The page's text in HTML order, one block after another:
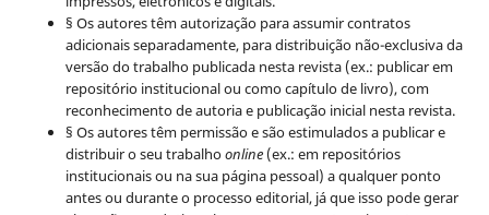
§ Os autores têm autorização para assumir contratos
adicionais separadamente, para distribuição não-exclusiva da
versão do trabalho publicada nesta revista (ex.: publicar em
repositório institucional ou como capítulo de livro), com
reconhecimento de autoria e publicação inicial nesta revista.
§ Os autores têm permissão e são estimulados a publicar e
distribuir o seu trabalhoonline(ex.: em repositórios
institucionais ou na sua página pessoal) a qualquer ponto
antes ou durante o processo editorial, já que isso pode gerar